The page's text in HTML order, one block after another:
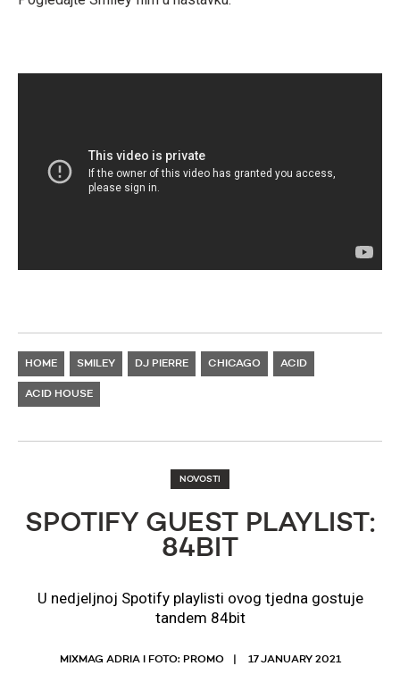
HOME SMILEY DJ PIERRE CHICAGO ACID
ACID HOUSE
NOVOSTI
SPOTIFY GUEST PLAYLIST:
84BIT
U nedjeljnoj Spotify playlisti ovog tjedna gostuje
tandem 84bit
MIXMAG ADRIA I FOTO: PROMO 17 JANUARY 2021